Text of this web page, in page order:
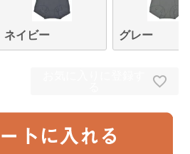
ネイビー グレー